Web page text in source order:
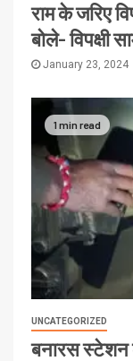
राम के जरिए
बोले- विपक्षी
January 23, 2024
1 min read
UNCATEGORIZED
बनारस स्टेशन